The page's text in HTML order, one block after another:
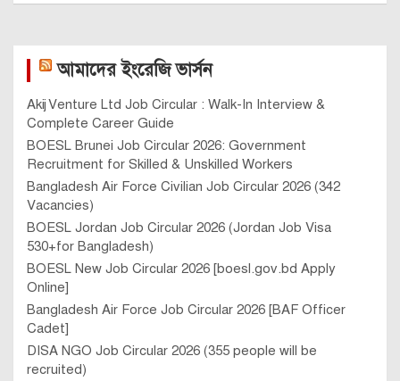
আমাদের ইংরেজি ভার্সন
Akij Venture Ltd Job Circular : Walk-In Interview &
Complete Career Guide
BOESL Brunei Job Circular 2026: Government
Recruitment for Skilled & Unskilled Workers
Bangladesh Air Force Civilian Job Circular 2026 (342
Vacancies)
BOESL Jordan Job Circular 2026 (Jordan Job Visa
530+for Bangladesh)
BOESL New Job Circular 2026 [boesl.gov.bd Apply
Online]
Bangladesh Air Force Job Circular 2026 [BAF Officer
Cadet]
DISA NGO Job Circular 2026 (355 people will be
recruited)